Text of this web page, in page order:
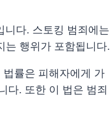
니다. 스토킹 범죄에는
는 행위가 포함됩니다.
률은 피해자에게 가
다. 또한 이 법은 범죄